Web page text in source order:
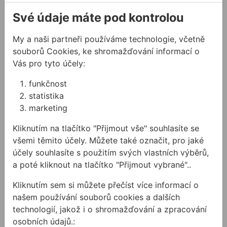
Na skladě
Na skladě
Vrták do betonu MAKITA SDS+ CENTRO NEMESIS
Vrták do betonu
MAKITA SDS+ CENTRO
NEMESIS
Čtyřbřitý vrták (4-brit) SDS
PLUS (SDS+) značky
MAKITA je maximálně odolný
vůči opotřebení. NEMESIS ...
904,16 Kč
Vrtací kladivo BOSCH GBH
Vrtací kladivo BOSCH
GBH 5-40 DCE
max
25863,08 Kč / ks
Své údaje máte pod kontrolou
My a naši partneři používáme technologie, včetně
souborů Cookies, ke shromažďování informací o
Vás pro tyto účely:
funkčnost
statistika
marketing
Kliknutím na tlačítko "Přijmout vše" souhlasíte se
všemi těmito účely. Můžete také označit, pro jaké
účely souhlasíte s použitím svých vlastních výběrů,
a poté kliknout na tlačítko "Přijmout vybrané"..
Kliknutím sem si můžete přečíst více informací o
našem používání souborů cookies a dalších
technologií, jakož i o shromažďování a zpracování
osobních údajů.: